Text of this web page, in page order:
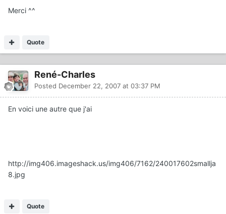
Merci ^^
Quote
René-Charles
Posted December 22, 2007 at 03:37 PM
En voici une autre que j'ai
http://img406.imageshack.us/img406/7162/240017602smallja
8.jpg
Quote